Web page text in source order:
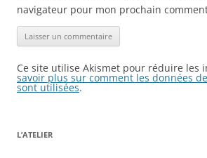
navigateur pour mon prochain
Ce site utilise Akismet pour réduire les
savoir plus sur comment les données
sont utilisées.
L’ATELIER